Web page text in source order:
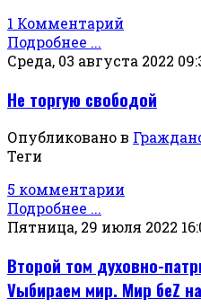
1 Комментарий
Подробнее ...
Среда, 03 августа 2022
Не торгую свободой
Опубликовано в
Теги
5 комментарии
Подробнее ...
Пятница, 29 июля 2022
Второй том духовно-
Vыбираем мир. Мир беZ